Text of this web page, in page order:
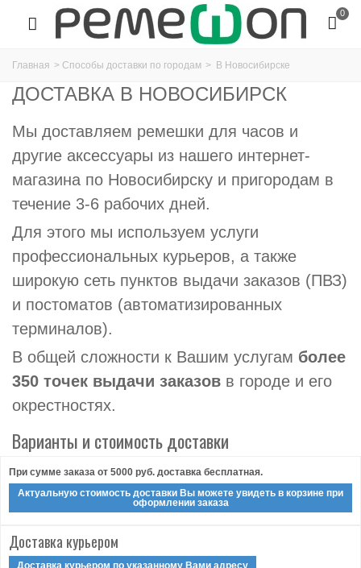
0
Главная > Способы доставки по городам > В Новосибирске
ДОСТАВКА В НОВОСИБИРСК
Мы доставляем ремешки для часов и
другие аксессуары из нашего интернет-
магазина по Новосибирску и пригородам в
течение 3-6 рабочих дней.
Для этого мы используем услуги
профессиональных курьеров, а также
широкую сеть пунктов выдачи заказов (ПВЗ)
и постоматов (автоматизированных
терминалов).
В общей сложности к Вашим услугам более
350 точек выдачи заказов в городе и его
окрестностях.
Варианты и стоимость доставки
При сумме заказа от 5000 руб. доставка бесплатная.
Актуальную стоимость доставки Вы можете увидеть в корзине при
оформлении заказа
Доставка курьером
Доставка курьером по указанному Вами адресу